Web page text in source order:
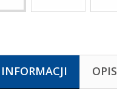
OPIS